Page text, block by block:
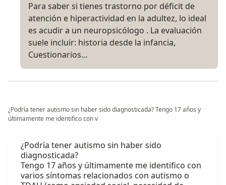
Para saber si tienes trastorno por déficit de
atención e hiperactividad en la adultez, lo ideal
es acudir a un neuropsicólogo . La evaluación
suele incluir: historia desde la infancia,
Cuestionarios…
¿Podría tener autismo sin haber sido diagnosticada? Tengo 17 años y
últimamente me identifico con v
¿Podría tener autismo sin haber sido
diagnosticada?
Tengo 17 años y últimamente me identifico con
varios síntomas relacionados con autismo o